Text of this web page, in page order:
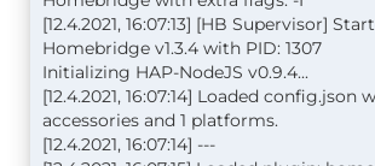
[12.4.2021, 16:07:13] [HB Supervisor]
Homebridge v1.3.4 with PID: 1307
Initializing HAP-NodeJS v0.9.4...
[12.4.2021, 16:07:14] Loaded config.json
accessories and 1 platforms.
[12.4.2021, 16:07:14] ---